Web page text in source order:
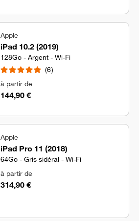
Apple
iPad 10.2 (2019)
128Go - Argent - Wi-Fi
6
à partir de
144,90 €
Apple
iPad Pro 11 (2018)
64Go - Gris sidéral - Wi-Fi
à partir de
314,90 €